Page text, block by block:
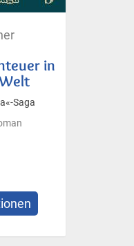
in
Saga